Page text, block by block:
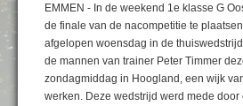
EMMEN - In de weekend 1e klasse G
de finale van de nacompetitie te
afgelopen woensdag in de
de mannen van trainer Peter Timmer
zondagmiddag in Hoogland, een wijk
werken. Deze wedstrijd werd mede